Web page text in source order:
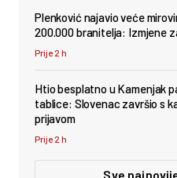
Plenković najavio veće
200.000 branitelja: Izmjene
Prije 2 h
Htio besplatno u Kamenjak
tablice: Slovenac završio s
prijavom
Prije 2 h
Sve